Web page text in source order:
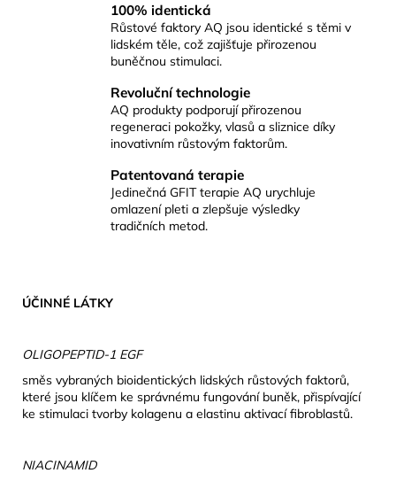
100% identická
Růstové faktory AQ jsou identické s těmi v
lidském těle, což zajišťuje přirozenou
buněčnou stimulaci.
Revoluční technologie
AQ produkty podporují přirozenou
regeneraci pokožky, vlasů a sliznice díky
inovativním růstovým faktorům.
Patentovaná terapie
Jedinečná GFIT terapie AQ urychluje
omlazení pleti a zlepšuje výsledky
tradičních metod.
ÚČINNÉ LÁTKY
OLIGOPEPTID-1 EGF
směs vybraných bioidentických lidských růstových faktorů,
které jsou klíčem ke správnému fungování buněk, přispívající
ke stimulaci tvorby kolagenu a elastinu aktivací fibroblastů.
NIACINAMID